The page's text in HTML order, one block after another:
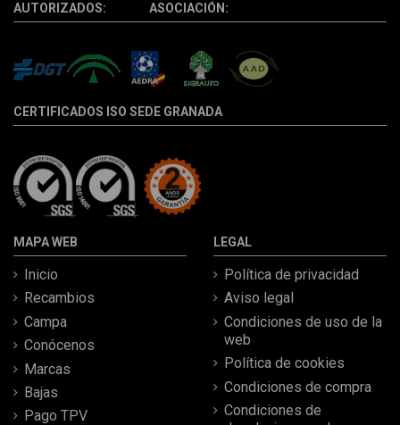
AUTORIZADOS: ASOCIACIÓN:
CERTIFICADOS ISO SEDE GRANADA
MAPA WEB
Inicio
Recambios
Campa
Conócenos
Marcas
Bajas
Pago TPV
LEGAL
Política de privacidad
Aviso legal
Condiciones de uso de la
web
Política de cookies
Condiciones de compra
Condiciones de